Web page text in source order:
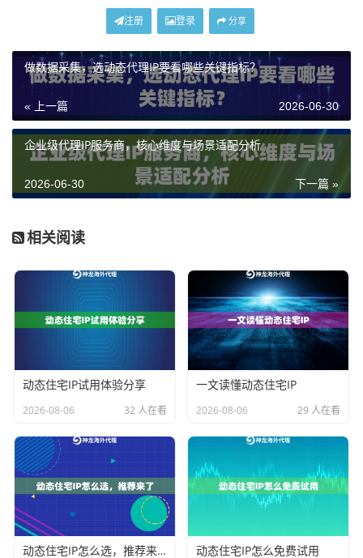
易触发验证或导致账号受限。
长效ISP住宅代理，均强调IP属性为家庭住宅IP，基于全
球本地ISP宽带网络构建。这意味着IP段直接来自居民宽
带运营商，网络环境与真实用户无异，拥有超高可信
度。这种真实性是保障业务，如社交媒体运营、广告账
户管理、电商平台访问等能够长期稳定进行的关键。一
个被污染的IP池，即使规模再大、速度再快，也如同建
连接成功率直接关系到业务请求的送达率，而稳定性则
关乎业务能否持续、无中断地运行。高成功率意味着更
少的请求失败和重试，提升了数据采集、自动化操作等
任务的效率。稳定性则体现在网络低、波动小，单次会
考线。这背后需要强大的全球骨干网络架构作为支撑，
通过多区域节点部署和链路优化，来降低访问与波动。
例如，在需要长时间在线的业务场景中，动态长效ISP住
宅代理提供的
长时在线能力
频繁变动带来的网络波动，为长期运行型业务提供稳定
注册 登录 分享
做数据采集，选动态代理IP要看哪些关键指标？
« 上一篇 2026-06-30
企业级代理IP服务商，核心维度与场景适配分析
下一篇 »
2026-06-30
相关阅读
动态住宅IP试用体验分享
2026-08-06 32 人在看
一文读懂动态住宅IP
2026-08-06 29 人在看
动态住宅IP怎么选，推荐来了 动态住宅IP怎么免费试用